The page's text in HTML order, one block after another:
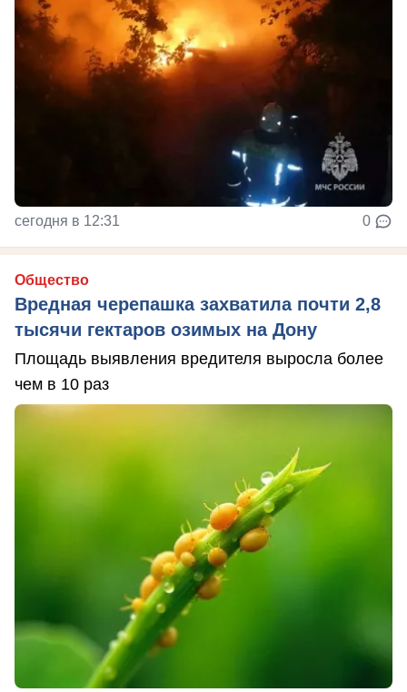
сегодня в 12:31 0
Общество
Вредная черепашка захватила почти 2,8
тысячи гектаров озимых на Дону
Площадь выявления вредителя выросла более
чем в 10 раз